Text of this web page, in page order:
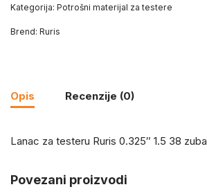
Kategorija: Potrošni materijal za testere
Brend: Ruris
Opis Recenzije (0)
Lanac za testeru Ruris 0.325″ 1.5 38 zuba
Povezani proizvodi